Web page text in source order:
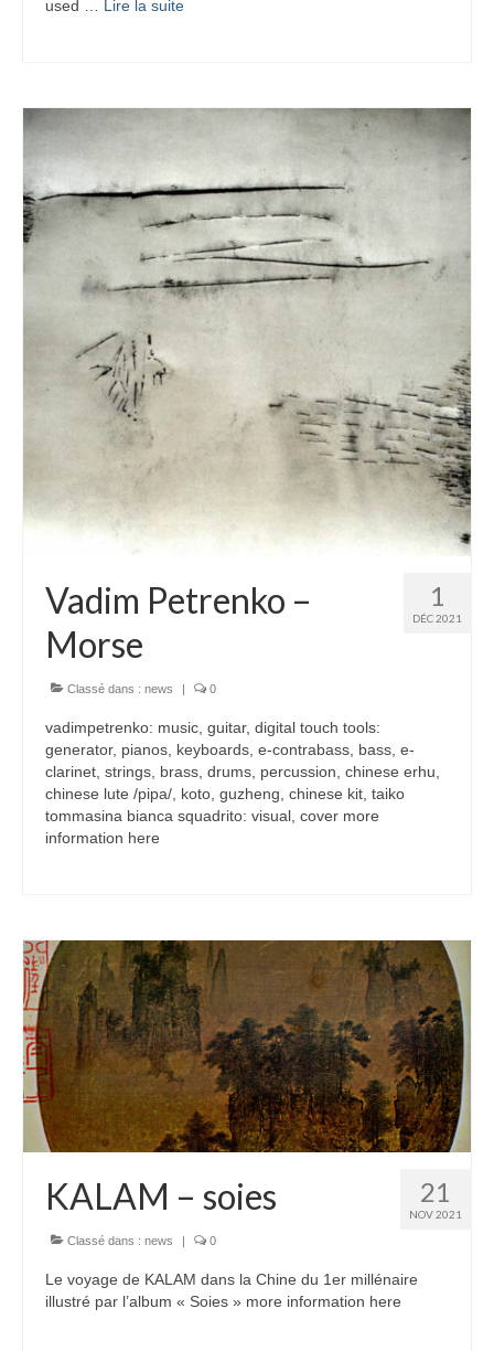
used … Lire la suite­­
1
DÉC 2021
Vadim Petrenko –
Morse
Classé dans : news | 0
vadimpetrenko: music, guitar, digital touch tools:
generator, pianos, keyboards, e-contrabass, bass, e-
clarinet, strings, brass, drums, percussion, chinese erhu,
chinese lute /pipa/, koto, guzheng, chinese kit, taiko
tommasina bianca squadrito: visual, cover more
information here
21
NOV 2021
KALAM – soies
Classé dans : news | 0
Le voyage de KALAM dans la Chine du 1er millénaire
illustré par l’album « Soies » more information here